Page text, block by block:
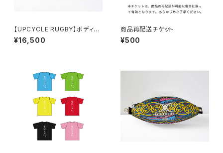
【UPCYCLE RUGBY】ボディバ
ッグ（Wales Type-A）
¥16,500
商品再配送チケット
¥500